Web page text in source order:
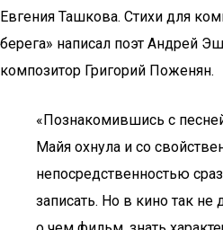
Евгения Ташкова. Стихи для
берега» написал поэт Андрей
композитор Григорий Поженян.
«Познакомившись с
Майя охнула и со
непосредственностью
записать. Но в кино так не